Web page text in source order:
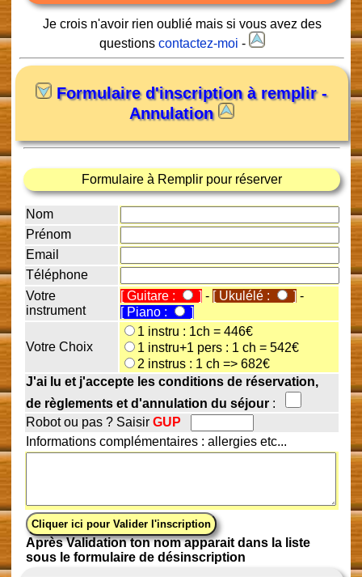
Je crois n'avoir rien oublié mais si vous avez des
questionscontactez-moi -
Formulaire d'inscription à remplir -
Annulation
Formulaire à Remplir pour réserver
Nom
Prénom
Email
Téléphone
Votre
instrument
[ Guitare : ] - [ Ukulélé : ] -
[ Piano :
]
Votre Choix
1 instru : 1ch = 446€
1 instru+1 pers : 1 ch = 542€
2 instrus : 1 ch => 682€
J'ai lu et j'accepte les conditions de réservation,
de règlements et d'annulation du séjour:
Robot ou pas ? Saisir GUP
Informations complémentaires : allergies etc...
Après Validation ton nom apparait dans la liste
sous le formulaire de désinscription